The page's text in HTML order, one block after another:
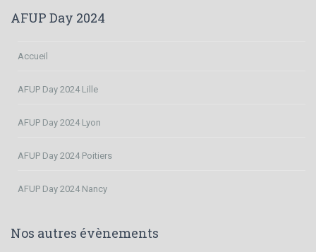
AFUP Day 2024
Accueil
AFUP Day 2024 Lille
AFUP Day 2024 Lyon
AFUP Day 2024 Poitiers
AFUP Day 2024 Nancy
Nos autres évènements